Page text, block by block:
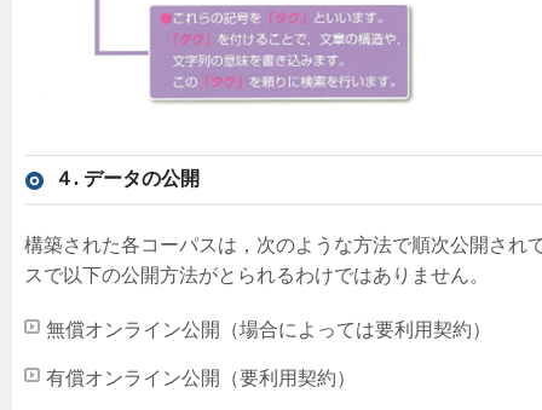
４. データの公開
構築された各コーパスは，次のような方法で順次公開され
スで以下の公開方法がとられるわけではありません。
無償オンライン公開（場合によっては要利用契約）
有償オンライン公開（要利用契約）